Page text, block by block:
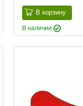
В корзину
В наличии